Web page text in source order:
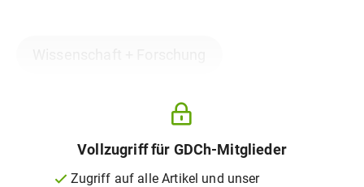
Vollzugriff für GDCh-Mitglieder
Zugriff auf alle Artikel und unser